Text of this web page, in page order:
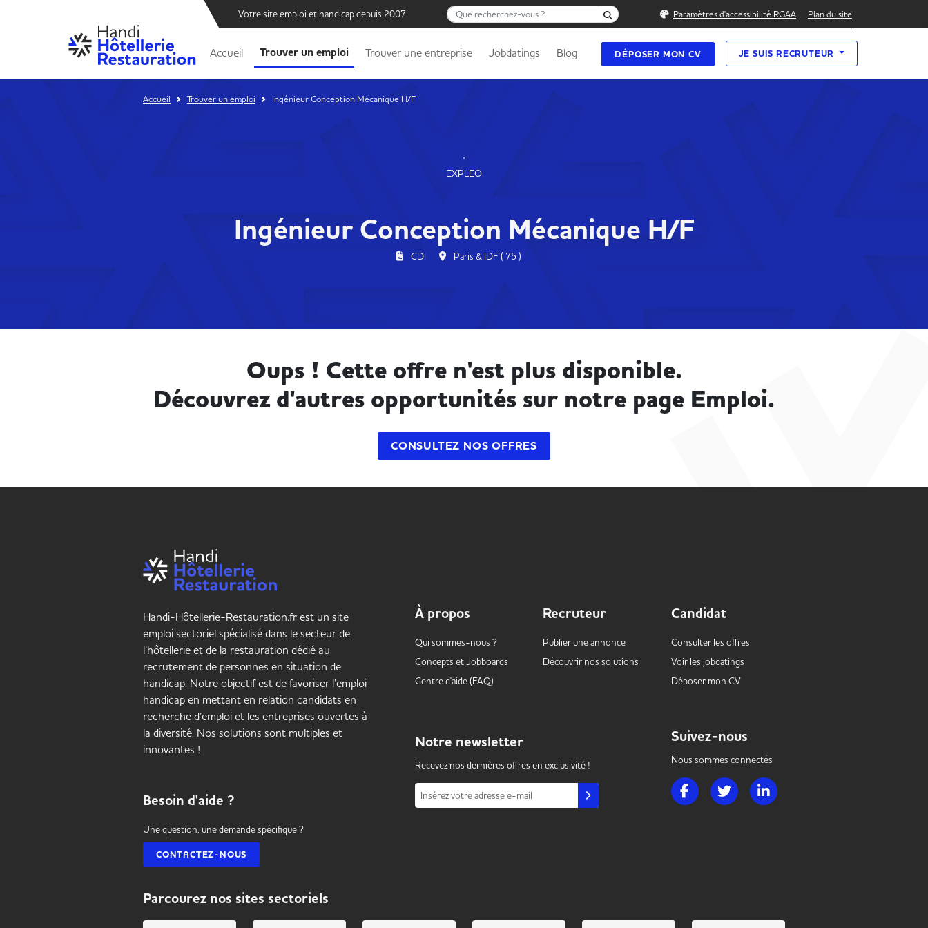
Votre site emploi et handicap depuis 2007 Que recherchez-vous ? Rechercher Paramètres d'accessibilité RGAA Plan du site
Accueil Trouver un emploi Trouver une entreprise Jobdatings Blog DÉPOSER MON CV JE SUIS RECRUTEUR
Accueil Trouver un emploi Ingénieur Conception Mécanique H/F
EXPLEO
Ingénieur Conception Mécanique H/F
CDI Paris & IDF ( 75 )
Oups ! Cette offre n'est plus disponible.
Découvrez d'autres opportunités sur notre page Emploi.
CONSULTEZ NOS OFFRES
Handi-Hôtellerie-Restauration.fr est un site
emploi sectoriel spécialisé dans le secteur de
l’hôtellerie et de la restauration dédié au
recrutement de personnes en situation de
handicap. Notre objectif est de favoriser l’emploi
handicap en mettant en relation candidats en
recherche d’emploi et les entreprises ouvertes à
la diversité. Nos solutions sont multiples et
innovantes !
Besoin d'aide ?
Une question, une demande spécifique ?
CONTACTEZ-NOUS
À propos
Qui sommes-nous ?
Concepts etJobboards
Centre d'aide (FAQ)
Recruteur
Publier une annonce
Découvrir nos solutions
Candidat
Consulter les offres
Voir les jobdatings
Déposer mon CV
Notre newsletter
Recevez nos dernières offres en exclusivité !
Insérez votre adresse e-mail
Suivez-nous
Nous sommes connectés
Page Facebook de Handi Hotellerie Restauration
Page Twitter de Handi Hotellerie Restauration
Parcourez nos sites sectoriels